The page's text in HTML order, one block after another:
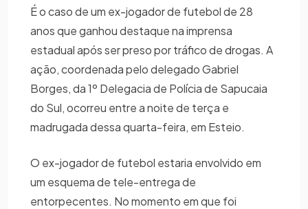
É o caso de um ex-jogador de futebol de 28
anos que ganhou destaque na imprensa
estadual após ser preso por tráfico de drogas. A
ação, coordenada pelo delegado Gabriel
Borges, da 1º Delegacia de Polícia de Sapucaia
do Sul, ocorreu entre a noite de terça e
madrugada dessa quarta-feira, em Esteio.
O ex-jogador de futebol estaria envolvido em
um esquema de tele-entrega de
entorpecentes. No momento em que foi